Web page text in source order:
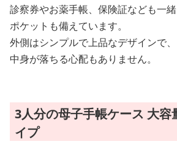
診察券やお薬手帳、保険証なども一
ポケットも備えています。
外側はシンプルで上品なデザインで
中身が落ちる心配もありません。
3人分の母子手帳ケース 大容
イプ